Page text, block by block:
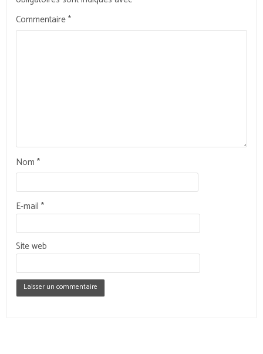
Commentaire*
Nom*
E-mail*
Site web